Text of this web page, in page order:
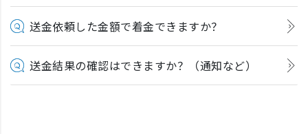
送金依頼した金額で着金できますか？
送金結果の確認はできますか？（通知など）